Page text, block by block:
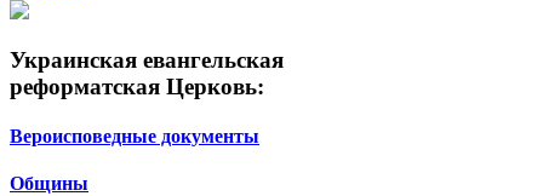
Украинская евангельская
реформатская Церковь:
Вероисповедные документы
Общины